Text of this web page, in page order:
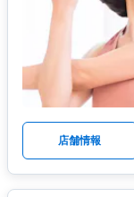
店舗情報